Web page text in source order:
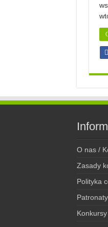
O nas /
Zasady
Polityka
Patronaty
Konkursy